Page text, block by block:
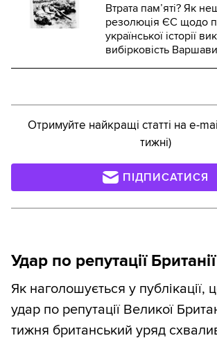
Втрата пам’яті? Як
резолюція ЄС щодо
української історії
вибірковість Варшави
Отримуйте найкращі статті на e-
тижні)
ПІДПИСАТИСЯ
Удар по репутації Британії
Як наголошується у публікації,
удар по репутації Великої
тижня британський уряд